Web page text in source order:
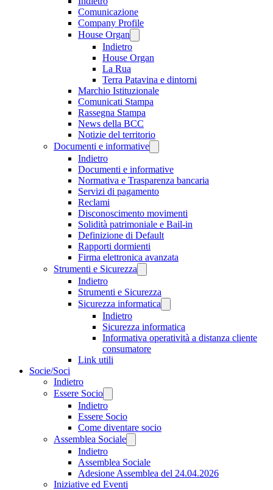
Comunicazione
Company Profile
House Organ
Indietro
House Organ
La Rua
Terra Patavina e dintorni
Marchio Istituzionale
Comunicati Stampa
Rassegna Stampa
News della BCC
Notizie del territorio
Documenti e informative
Indietro
Documenti e informative
Normativa e Trasparenza bancaria
Servizi di pagamento
Reclami
Disconoscimento movimenti
Solidità patrimoniale e Bail-in
Definizione di Default
Rapporti dormienti
Firma elettronica avanzata
Strumenti e Sicurezza
Indietro
Strumenti e Sicurezza
Sicurezza informatica
Indietro
Sicurezza informatica
Informativa operatività a distanza cliente
consumatore
Link utili
Socie/Soci
Indietro
Essere Socio
Indietro
Essere Socio
Come diventare socio
Assemblea Sociale
Indietro
Assemblea Sociale
Adesione Assemblea del 24.04.2026
Iniziative ed Eventi